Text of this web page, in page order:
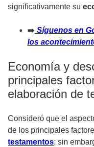
significativamente su
➡️ Síguenos en
los
Economía y
principales
elaboración de
Consideró que el
de los principales
testamentos; sin